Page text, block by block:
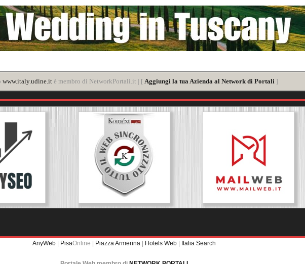
www.italy.udine.itè membro di NetworkPortali.it | [ Aggiungi la tua Azienda al Network di Portali ]
AnyWeb | PisaOnline | Piazza Armerina | Hotels Web | Italia Search